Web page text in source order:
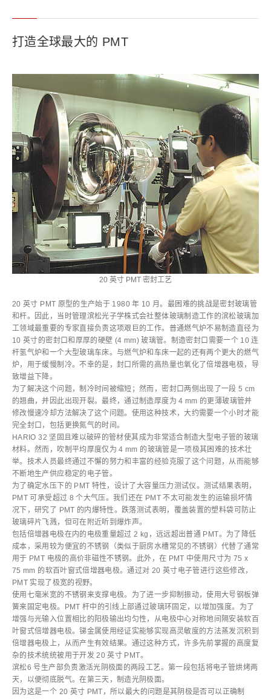
打造全球最大的 PMT
20 英寸 PMT 密封工艺
20 英寸 PMT 原型的生产始于 1980 年 10 月。最困难的挑战是密封玻璃管
和杆。因此，当时管理滨松光子学株式会社整体玻璃制造工作的滨松玻璃加
工领域最重要的专家直接负责这项艰巨的工作。普通燃气炉不易制造直径为
10 英寸的密封口和厚厚的硬壁 (4 mm) 玻璃管。制造密封口需要一个 10 连
杆氢气炉和一个大型玻璃车床。与燃气炉和车床一起的还有两个更大的燃气
炉，用于缓慢制冷。不幸的是，封口所需的高热量也氧化了倍增器电极，导
致增益下降。
为了解决这个问题，制冷时间被缩短；然而，密封口两侧出现了一段 5 cm
的翘曲，并因此出现开裂。最终，通过制造厚度为 4 mm 的更薄玻璃管并
修改慢速冷却方法解决了这个问题。使用这种技术，大约需要一个小时才能
完全封口，包括更换氮气的时间。
HARIO 32 坚固且难以破碎的管材使其成为非常适合制造大型电子管的玻璃
材料。然而，吹制平均厚度仅为 4 mm 的玻璃管是一项极其困难的技术壮
举。技术人员最终通过不懈的努力和丰富的经验克服了这个问题，从而能够
不断地生产供应稳定的电子管。
为了确定水压下的 PMT 特性，设计了大容量压力测试仪。测试结果表明，
PMT 可承受超过 8 个大气压。我们还在 PMT 不太可能发生的运输损坏情
况下，研究了 PMT 的内爆特性。跌落测试表明，覆盖装置的塑料袋可防止
玻璃碎片飞溅，但可在附近听到爆炸声。
包括倍增器电极在内的电极重量超过 2 kg，远远超出普通 PMT。为了降低
成本，采用较为便宜的不锈钢（类似于厨房水槽常见的不锈钢）代替了通常
用于 PMT 电极的高价非磁性不锈钢。此外，在 PMT 中使用尺寸为 75 x
75 mm 的软百叶窗式倍增器电极。通过对 20 英寸电子管进行这些修改，
PMT 实现了极宽的视野。
使用七毫米宽的不锈钢来支撑电极。为了进一步抑制振动，使用大号钢板弹
簧来固定电极。PMT 杆中的引线上部通过玻璃环固定，以增加强度。为了
增强与光输入位置相比的阳极输出均匀性，从电极中心对称地间隔安装软百
叶窗式倍增器电极。锑金属使用经证实能够实现高灵敏度的方法蒸发沉积到
倍增器电极上，从而产生有效结果。通过这种方式，许多先前掌握的高度复
杂的技术统统被用于开发 20 英寸 PMT。
滨松6 号生产部负责激活光阴极面的两段工艺。第一段包括将电子管烘烤两
天，以便彻底脱气。在第三天，制造光阴极面。
因为这是一个 20 英寸 PMT，所以最大的问题是其阴极是否可以正确制